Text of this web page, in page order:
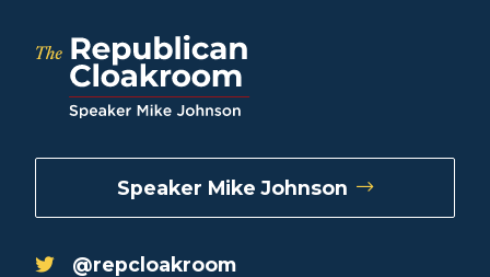
Speaker Mike Johnson
@repcloakroom